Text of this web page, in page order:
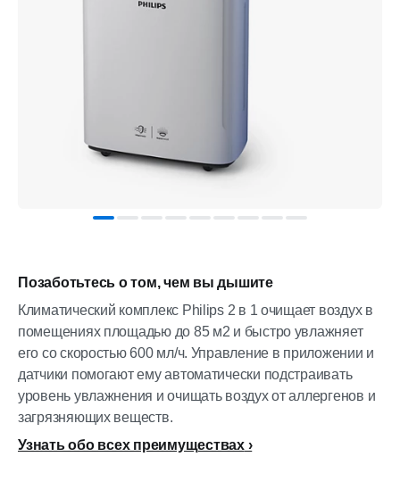
Позаботьтесь о том, чем вы дышите
Климатический комплекс Philips 2 в 1 очищает воздух в
помещениях площадью до 85 м2 и быстро увлажняет
его со скоростью 600 мл/ч. Управление в приложении и
датчики помогают ему автоматически подстраивать
уровень увлажнения и очищать воздух от аллергенов и
загрязняющих веществ.
Узнать обо всех преимуществах